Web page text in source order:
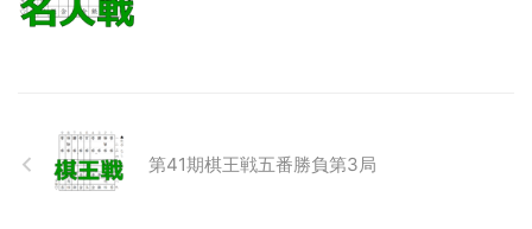
第41期棋王戦五番勝負第3局